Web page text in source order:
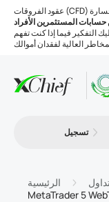
عقود الفروقات (CFD) هي أدوات مالية معقدة وتنطوي على مخاطر عالية لخسارة
من حسابات المستثمرين الأفراد
التفكير فيما إذا كنت تفهم
المنصات
تسجيل
الرئيسية
MetaTrader 5